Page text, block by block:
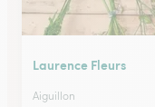
Laurence Fleurs
Aiguillon